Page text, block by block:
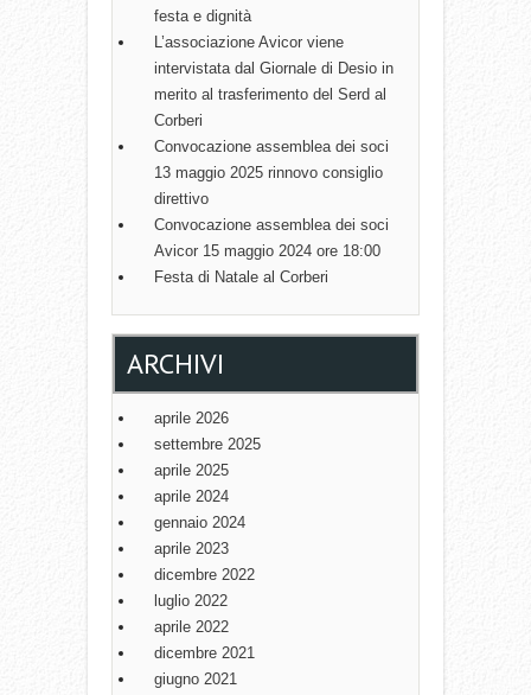
festa e dignità
L’associazione Avicor viene
intervistata dal Giornale di Desio in
merito al trasferimento del Serd al
Corberi
Convocazione assemblea dei soci
13 maggio 2025 rinnovo consiglio
direttivo
Convocazione assemblea dei soci
Avicor 15 maggio 2024 ore 18:00
Festa di Natale al Corberi
ARCHIVI
aprile 2026
settembre 2025
aprile 2025
aprile 2024
gennaio 2024
aprile 2023
dicembre 2022
luglio 2022
aprile 2022
dicembre 2021
giugno 2021